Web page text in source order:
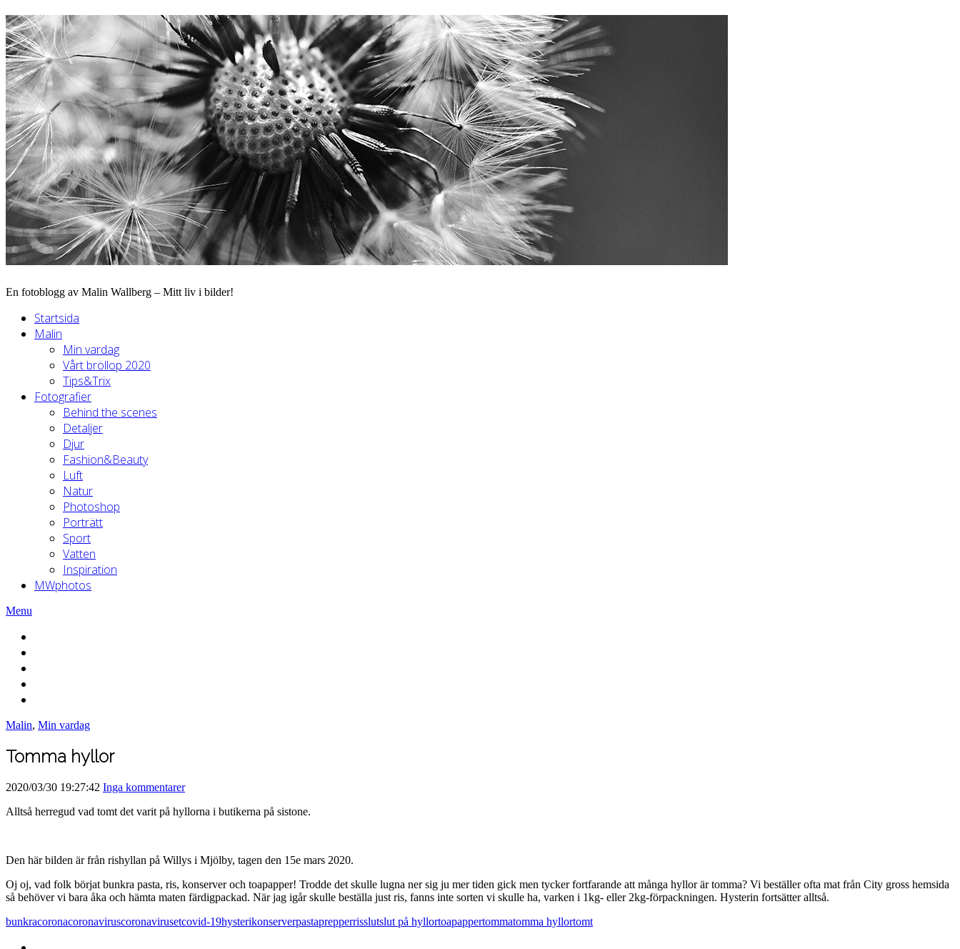
En fotoblogg av Malin Wallberg – Mitt liv i bilder!
Startsida
Malin
Min vardag
Vårt bröllop 2020
Tips&Trix
Fotografier
Behind the scenes
Detaljer
Djur
Fashion&Beauty
Luft
Natur
Photoshop
Porträtt
Sport
Vatten
Inspiration
MWphotos
Menu
Malin, Min vardag
Tomma hyllor
2020/03/30 19:27:42 Inga kommentarer
Alltså herregud vad tomt det varit på hyllorna i butikerna på sistone.
Den här bilden är från rishyllan på Willys i Mjölby, tagen den 15e mars 2020.
Oj oj, vad folk börjat bunkra pasta, ris, konserver och toapapper! Trodde det skulle lugna ner sig ju mer tiden gick men tycker fortfarande att många hyllor är tomma? Vi beställer ofta mat från City gross hemsida
så behöver vi bara åka och hämta maten färdigpackad. När jag igår skulle beställa just ris, fanns inte sorten vi skulle ha, varken i 1kg- eller 2kg-förpackningen. Hysterin fortsätter alltså.
bunkracoronacoronaviruscoronavirusetcovid-19hysterikonserverpastaprepperrisslutslut på hyllortoapappertommatomma hyllortomt